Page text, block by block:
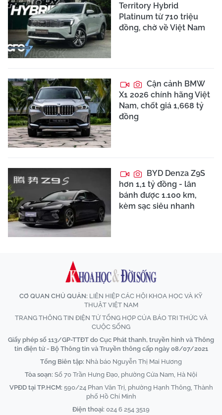
Territory Hybrid
Platinum từ 710 triệu
đồng, chờ về Việt Nam
Cận cảnh BMW
X1 2026 chính hãng Việt
Nam, chốt giá 1,668 tỷ
đồng
BYD Denza Z9S
hơn 1,1 tỷ đồng - lăn
bánh được 1.100 km,
kèm sạc siêu nhanh
CƠ QUAN CHỦ QUẢN: LIÊN HIỆP CÁC HỘI KHOA HỌC VÀ KỸ
THUẬT VIỆT NAM
TRANG THÔNG TIN ĐIỆN TỬ TỔNG HỢP CỦA BÁO TRI THỨC VÀ
CUỘC SỐNG
Giấy phép số 113/GP-TTĐT do Cục Phát thanh, truyền hình và Thông
tin điện tử - Bộ Thông tin và Truyền thông cấp ngày 08/07/2021
Tổng Biên tập: Nhà báo Nguyễn Thị Mai Hương
Tòa soạn: Số 70 Trần Hưng Đạo, phường Cửa Nam, Hà Nội
VPĐD tại TP.HCM: 590/24 Phan Văn Trị, phường Hạnh Thông, Thành
phố Hồ Chí Minh
Điện thoại: 024 6 254 3519